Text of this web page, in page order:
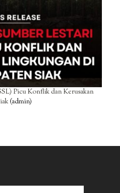
Picu Konflik dan Kerusakan
(admin)